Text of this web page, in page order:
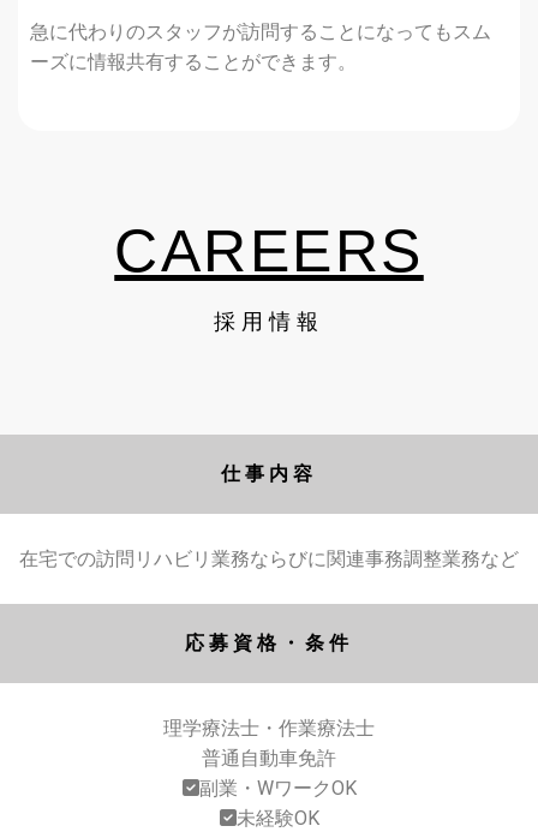
急に代わりのスタッフが訪問することになってもスム
ーズに情報共有することができます。
CAREERS
採用情報
仕事内容
在宅での訪問リハビリ業務ならびに関連事務調整業務など
応募資格・条件
理学療法士・作業療法士
普通自動車免許
副業・WワークOK
未経験OK